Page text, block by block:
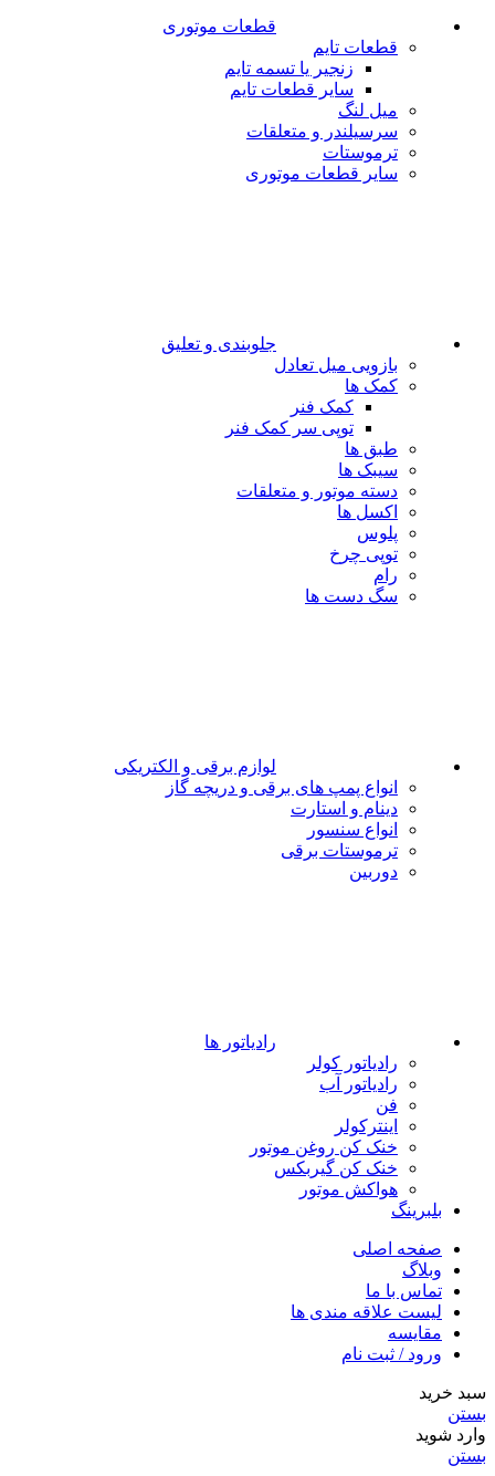
قطعات موتوری
قطعات تایم
زنجیر یا تسمه تایم
سایر قطعات تایم
میل لنگ
سرسیلندر و متعلقات
ترموستات
سایر قطعات موتوری
جلوبندی و تعلیق
بازویی میل تعادل
کمک ها
کمک فنر
توپی سر کمک فنر
طبق ها
سیبک ها
دسته موتور و متعلقات
اکسل ها
پلوس
توپی چرخ
رام
سگ دست ها
لوازم برقی و الکتریکی
انواع پمپ های برقی و دریچه گاز
دینام و استارت
انواع سنسور
ترموستات برقی
دوربین
رادیاتور ها
رادیاتور کولر
رادیاتور آب
فن
اینترکولر
خنک کن روغن موتور
خنک کن گیربکس
هواکش موتور
بلبرینگ
صفحه اصلی
وبلاگ
تماس با ما
لیست علاقه مندی ها
مقایسه
ورود / ثبت نام
سبد خرید
بستن
وارد شوید
بستن